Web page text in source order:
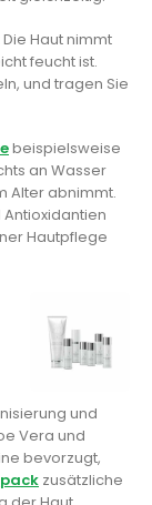
Die Haut nimmt
feucht ist.
und tragen Sie
beispielsweise
an Wasser
Alter abnimmt.
Hautpflege
und
Vera und
bevorzugt,
zusätzliche